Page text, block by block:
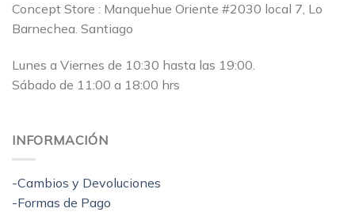
Concept Store : Manquehue Oriente #2030 local 7, Lo
Barnechea. Santiago
Lunes a Viernes de 10:30 hasta las 19:00.
Sábado de 11:00 a 18:00 hrs
INFORMACIÓN
-Cambios y Devoluciones
-Formas de Pago